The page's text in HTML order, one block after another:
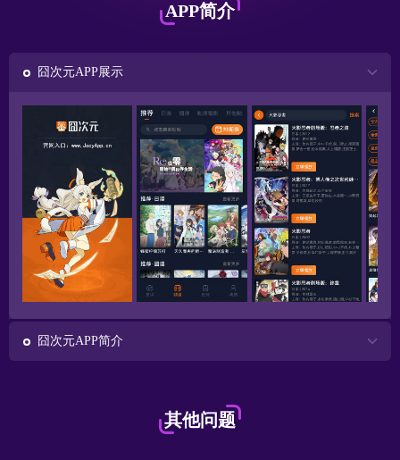
APP简介
囧次元APP展示
囧次元APP简介
其他问题